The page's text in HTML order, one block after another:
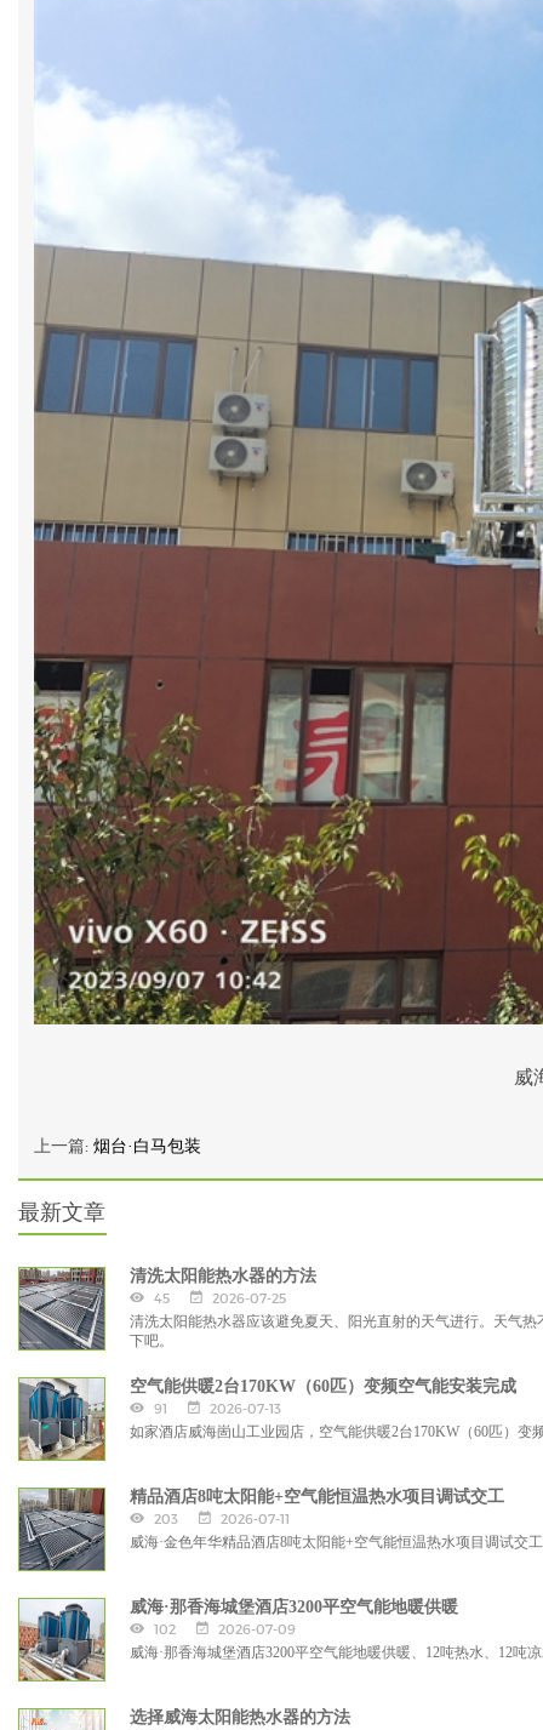
威
上一篇: 烟台·白马包装
最新文章
清洗太阳能热水器的方法
45
2026-07-25
清洗太阳能热水器应该避免夏天、阳光直射的天气进行。天气
下吧。
空气能供暖2台170KW（60匹）变频空气能安装完成
91
2026-07-13
如家酒店威海崮山工业园店，空气能供暖2台170KW（60匹）
精品酒店8吨太阳能+空气能恒温热水项目调试交工
203
2026-07-11
威海·金色年华精品酒店8吨太阳能+空气能恒温热水项目调试交
威海·那香海城堡酒店3200平空气能地暖供暖
102
2026-07-09
威海·那香海城堡酒店3200平空气能地暖供暖、12吨热水、12吨
选择威海太阳能热水器的方法